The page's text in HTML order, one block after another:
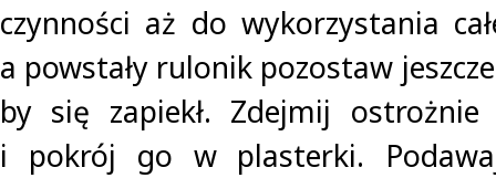
czynności aż do wykorzystania
a powstały rulonik pozostaw
by się zapiekł. Zdejmij
i pokrój go w plasterki.